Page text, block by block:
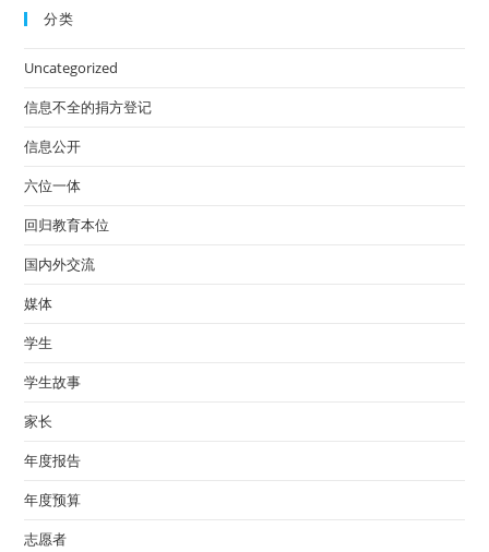
分类
Uncategorized
信息不全的捐方登记
信息公开
六位一体
回归教育本位
国内外交流
媒体
学生
学生故事
家长
年度报告
年度预算
志愿者